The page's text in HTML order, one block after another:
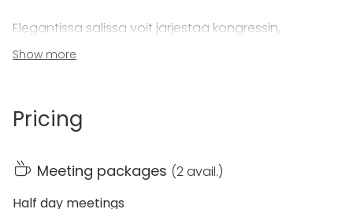
Elegantissa salissa voit järjestää kongressin,
hienostuneen illallisen, häät tai yritysjuhlan. Juhlasali
on mahdollista kalustaa monella eri tavalla juuri
Salista löytyy esiintymislava, joten tila sopii myös
Käytettävissä on myös esitystekniikka. Juhlasalissa
riittää tilaa myös tanssilattialle!
Show more
Pricing
Meeting packages (2 avail.)
Half day meetings